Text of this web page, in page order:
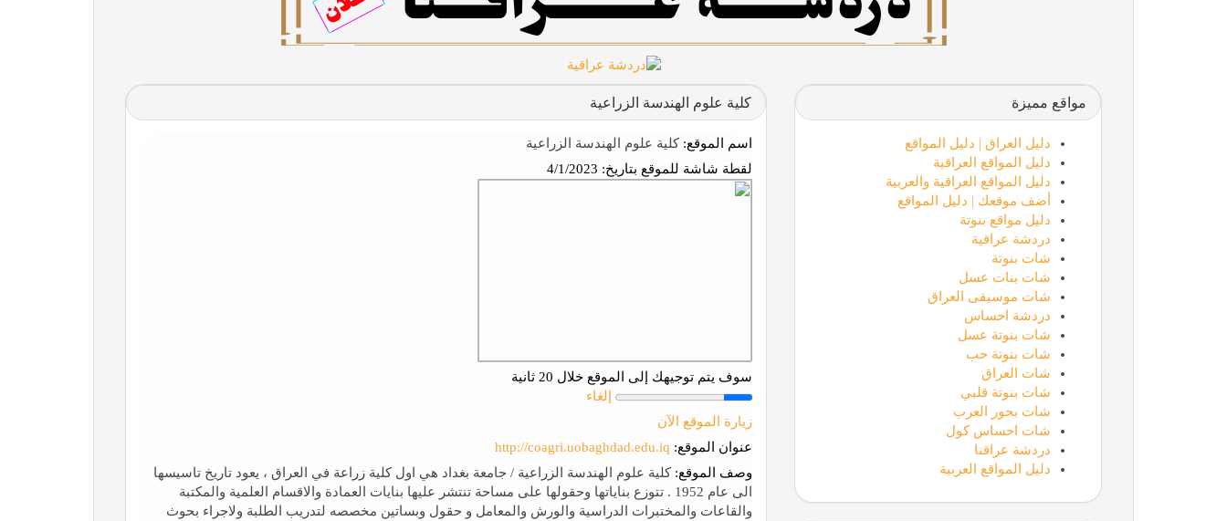
كلية علوم الهندسة الزراعية
اسم الموقع: كلية علوم الهندسة الزراعية
لقطة شاشة للموقع بتاريخ:
سوف يتم توجيهك إلى الموقع خلال 20 ثانية
إلغاء
زيارة الموقع الآن
عنوان الموقع: http://coagri.uobaghdad.edu.iq
وصف الموقع: كلية علوم الهندسة الزراعية / جامعة بغداد هي اول كلية زراعة في العراق ، يعود تاريخ تاسيسها
الى عام 1952 . تتوزع بناياتها وحقولها على مساحة تنتشر عليها بنايات العمادة والاقسام العلمية والمكتبة
والقاعات والمختبرات الدراسية والورش والمعامل و حقول وبساتين مخصصه لتدريب الطلبة ولاجراء بحوث
مواقع مميزة
دليل العراق | دليل المواقع
دليل المواقع العراقية
دليل المواقع العراقية والعربية
أضف موقعك | دليل المواقع
دليل مواقع بنوتة
دردشة عراقية
شات بنوتة
شات بنات عسل
شات موسيقى العراق
دردشة احساس
شات بنوتة عسل
شات بنوتة حب
شات العراق
شات بنوتة قلبي
شات بحور العرب
شات احساس كول
دردشة عراقنا
دليل المواقع العربية